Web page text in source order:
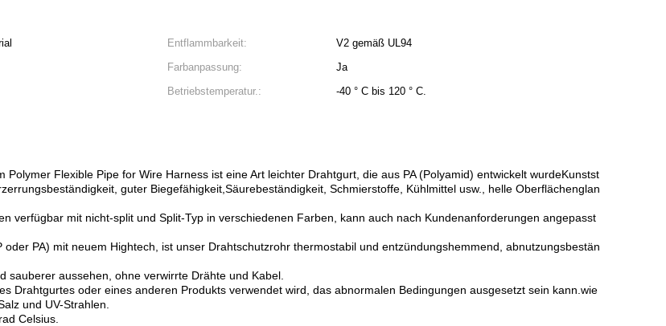
Entflammbarkeit:
V2 gemäß UL94
Farbanpassung:
Ja
Betriebstemperatur.: -40 ° C bis 120 ° C.
Flexible Pipe for Wire Harness ist eine Art leichter Drahtgurt, die aus PA (Polyamid) entwickelt wurdeKunstst
guter Biegefähigkeit,Säurebeständigkeit, Schmierstoffe, Kühlmittel usw., helle Oberflächenglan
verfügbar mit nicht-split und Split-Typ in verschiedenen Farben, kann auch nach Kundenanforderungen angepasst
PA) mit neuem Hightech, ist unser Drahtschutzrohr thermostabil und entzündungshemmend, abnutzungsbestän
sauberer aussehen, ohne verwirrte Drähte und Kabel.
Drahtgurtes oder eines anderen Produkts verwendet wird, das abnormalen Bedingungen ausgesetzt sein kann.wie
und UV-Strahlen.
Celsius.